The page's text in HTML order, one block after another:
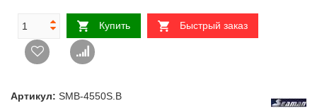
Купить Быстрый заказ
Артикул: SMB-4550S.B